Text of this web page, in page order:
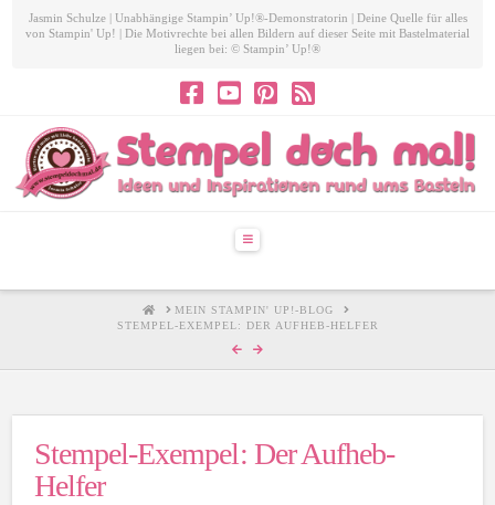
Jasmin Schulze | Unabhängige Stampin’ Up!®-Demonstratorin | Deine Quelle für alles
von Stampin' Up! | Die Motivrechte bei allen Bildern auf dieser Seite mit Bastelmaterial
liegen bei: © Stampin’ Up!®
Navigation
HOMEMEIN STAMPIN' UP!-BLOG
STEMPEL-EXEMPEL: DER AUFHEB-HELFER
Stempel-Exempel: Der Aufheb-
Helfer